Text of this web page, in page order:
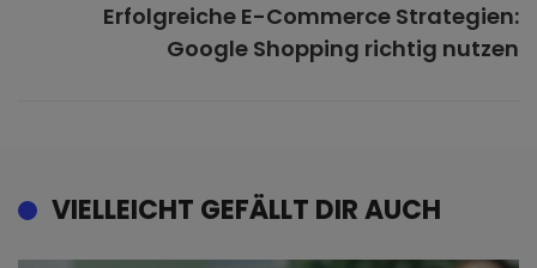
Erfolgreiche E-Commerce Strategien:
Google Shopping richtig nutzen
VIELLEICHT GEFÄLLT DIR AUCH